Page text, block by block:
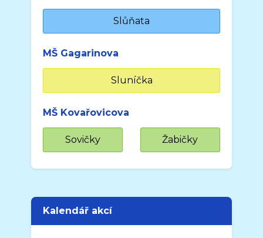
Slůňata
MŠ Gagarinova
Sluníčka
MŠ Kovařovicova
Sovičky Žabičky
Kalendář akcí